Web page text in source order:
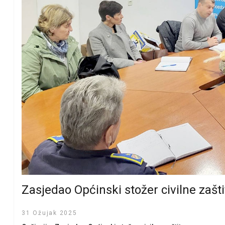
Zasjedao Općinski stožer civilne
31 Ožujak 2025